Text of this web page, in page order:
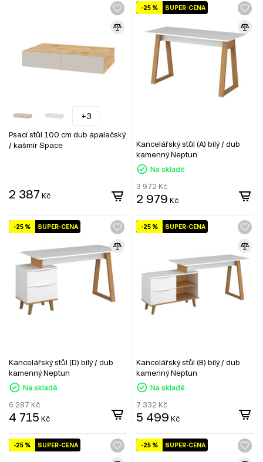
+3
Psací stůl 100 cm dub apalačský
/ kašmír Space
2 387 Kč
SUPER-CENA
-25 %
Kancelářský stůl (A) bílý / dub
kamenný Neptun
Na skladě
3 972 Kč
2 979 Kč
SUPER-CENA
-25 %
Kancelářský stůl (D) bílý / dub
kamenný Neptun
Na skladě
6 287 Kč
4 715 Kč
SUPER-CENA
-25 %
Kancelářský stůl (B) bílý / dub
kamenný Neptun
Na skladě
7 332 Kč
5 499 Kč
SUPER-CENA
-25 % SUPER-CENA
-25 %